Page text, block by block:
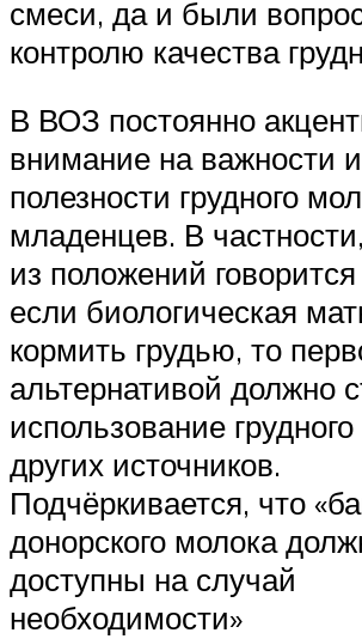
смеси, да и были
контролю качества
В ВОЗ постоянно
внимание на важности и
полезности грудного
младенцев. В
из положений
если биологическая
кормить грудью, то
альтернативой должно
использование
других источников.
Подчёркивается, что
донорского молока
доступны на случай
необходимости»